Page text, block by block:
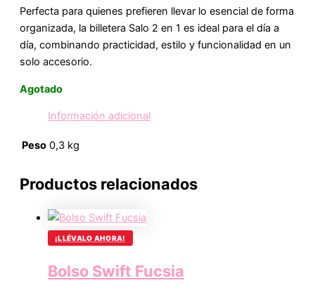
Perfecta para quienes prefieren llevar lo esencial de forma
organizada, la billetera Salo 2 en 1 es ideal para el día a
día, combinando practicidad, estilo y funcionalidad en un
solo accesorio.
Agotado
Información adicional
Peso 0,3 kg
Productos relacionados
¡LLÉVALO AHORA!
Bolso Swift Fucsia